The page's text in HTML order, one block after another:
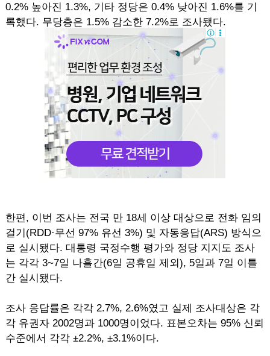
0.2% 높아진 1.3%, 기타 정당은 0.4% 낮아진 1.6%를 기
록했다. 무당층은 1.5% 감소한 7.2%로 조사됐다.
한편, 이번 조사는 전국 만 18세 이상 대상으로 전화 임의
걸기(RDD·무선 97% 유선 3%) 및 자동응답(ARS) 방식으
로 실시됐다. 대통령 국정수행 평가와 정당 지지도 조사
는 각각 3~7일 나흘간(6일 공휴일 제외), 5일과 7일 이틀
간 실시됐다.
조사 응답률은 각각 2.7%, 2.6%였고 실제 조사대상은 각
각 유권자 2002명과 1000명이었다. 표본오차는 95% 신뢰
수준에서 각각 ±2.2%, ±3.1%이다.